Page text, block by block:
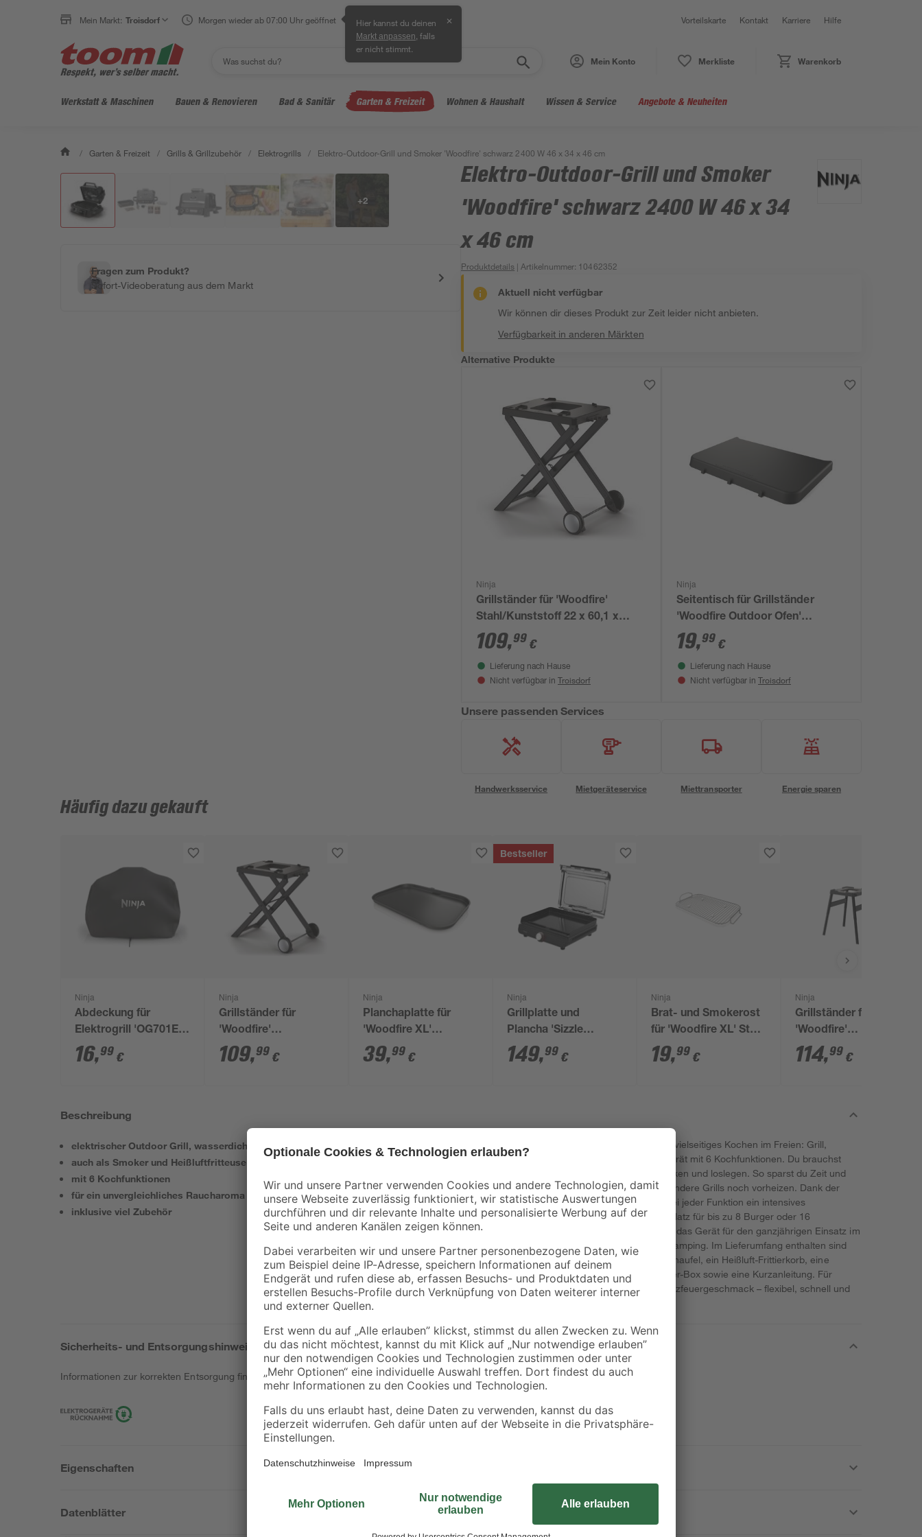
Mein Markt: Troisdorf Morgen wieder ab 07:00 Uhr geöffnet Hier kannst du deinen
Markt anpassen , falls
er nicht stimmt.
✕ Vorteilskarte Kontakt Karriere Hilfe
Mein Konto Merkliste Warenkorb
Werkstatt & Maschinen Bauen & Renovieren Bad & Sanitär Garten & Freizeit Wohnen & Haushalt Wissen & Service Angebote & Neuheiten
/ Garten & Freizeit / Grills & Grillzubehör / Elektrogrills / Elektro-Outdoor-Grill und Smoker 'Woodfire' schwarz 2400 W 46 x 34 x 46 cm
+2
Fragen zum Produkt?
Sofort-Videoberatung aus dem Markt
Elektro-Outdoor-Grill und Smoker
'Woodfire' schwarz 2400 W 46 x 34
x 46 cm
Produktdetails | Artikelnummer: 10462352
Aktuell nicht verfügbar
Wir können dir dieses Produkt zur Zeit leider nicht anbieten.
Verfügbarkeit in anderen Märkten
Alternative Produkte
Ninja
Grillständer für 'Woodfire'
Stahl/Kunststoff 22 x 60,1 x
115,6 cm
109,99 €
Lieferung nach Hause
Nicht verfügbar in Troisdorf
Ninja
Seitentisch für Grillständer
'Woodfire Outdoor Ofen'
Aluminium 4,3 x 37,4 x 57,4 cm
19,99 €
Lieferung nach Hause
Nicht verfügbar in Troisdorf
Unsere passenden Services
Handwerksservice Mietgeräteservice Miettransporter Energie sparen
Häufig dazu gekauft
Ninja
Abdeckung für
Elektrogrill 'OG701EU'
25 x 49 x 44 cm
16,99 €
Ninja
Grillständer für
'Woodfire'
Stahl/Kunststoff 22 x
60,1 x 115,6 cm
109,99 €
Ninja
Planchaplatte für
'Woodfire XL'
Aluminium 5,2 x 31,8 x
45,9 cm
39,99 €
Bestseller
Ninja
Grillplatte und
Plancha 'Sizzle
GR101EU' 1450 W
149,99 €
Ninja
Brat- und Smokerost
für 'Woodfire XL' Stahl
25,4 x 43 x 5,2 cm
19,99 €
Ninja
Grillständer für
'Woodfire'
höhenverstellbar
Stahl/Kunststoff 24,4
114,99 €
Beschreibung
elektrischer Outdoor Grill, wasserdicht nach IPX4
auch als Smoker und Heißluftfritteuse verwendbar
mit 6 Kochfunktionen
für ein unvergleichliches Raucharoma dank Hartholzpellets
inklusive viel Zubehör
Mit diesem elektrischen Outdoor Grill erlebst du vielseitiges Kochen im Freien: Grill,
Smoker und Heißluftfritteuse vereint in einem Gerät mit 6 Kochfunktionen. Du brauchst
weder Holzkohle noch Propan – einfach einstecken und loslegen. So sparst du Zeit und
genießt gesmokte Speisen bereits dann, wenn andere Grills noch vorheizen. Dank der
Woodfire Technologie erhalten deine Gerichte bei jeder Funktion ein intensives
Raucharoma. Die großzügige Grillfläche bietet Platz für bis zu 8 Burger oder 16
Würstchen. Wetterbeständig gebaut, eignet sich das Gerät für den ganzjährigen Einsatz im
Garten, auf dem Balkon oder unterwegs beim Camping. Im Lieferumfang enthalten sind
zwei Beutel Ninja Woodfire Pellets, eine Pelletschaufel, ein Heißluft-Frittierkorb, eine
Fettauffangschale, eine herausnehmbare Smoker-Box sowie eine Kurzanleitung. Für
unkompliziertes Outdoor-Kochen mit echtem Holzfeuergeschmack – flexibel, schnell und
zuverlässig.
Sicherheits- und Entsorgungshinweise
Informationen zur korrekten Entsorgung findest duhier.
Eigenschaften
Datenblätter